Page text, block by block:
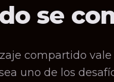
se
compartido
uno de los